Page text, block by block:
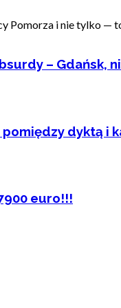
i nie tylko —
– Gdańsk,
dyktą i
euro!!!